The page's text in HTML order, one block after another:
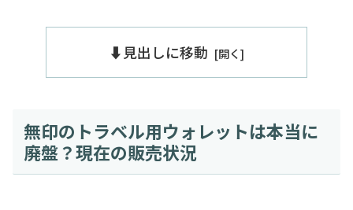
⬇️見出しに移動
無印のトラベル用ウォレットは本当に
廃盤？現在の販売状況